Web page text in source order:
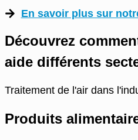
En savoir plus sur
Découvrez
aide différents
Traitement de l'air dans
Produits